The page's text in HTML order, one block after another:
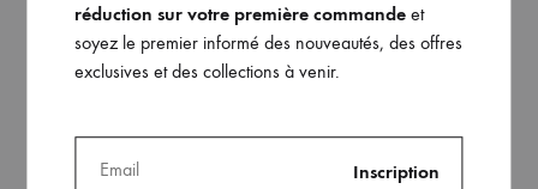
réduction sur votre première commande et
soyez le premier informé des nouveautés, des offres
exclusives et des collections à venir.